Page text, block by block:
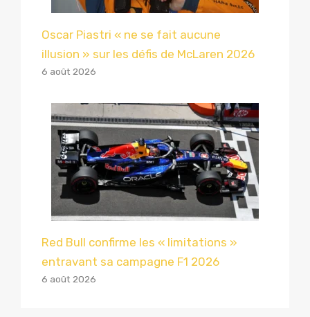
Oscar Piastri « ne se fait aucune
illusion » sur les défis de McLaren 2026
6 août 2026
Red Bull confirme les « limitations »
entravant sa campagne F1 2026
6 août 2026